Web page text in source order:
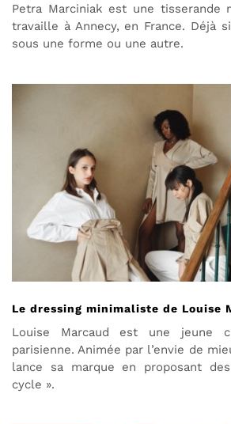
Petra Marciniak est une tisserande
travaille à Annecy, en France. Déjà
sous une forme ou une autre.
Le dressing minimaliste de Louise
Louise Marcaud est une jeune
parisienne. Animée par l’envie de
lance sa marque en proposant
cycle ».